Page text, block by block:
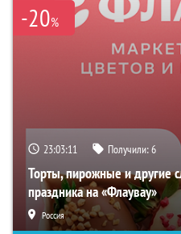
-20%
23:03:10 Получили:6
Торты, пирожные и другие
праздника на «Флаувау»
Россия